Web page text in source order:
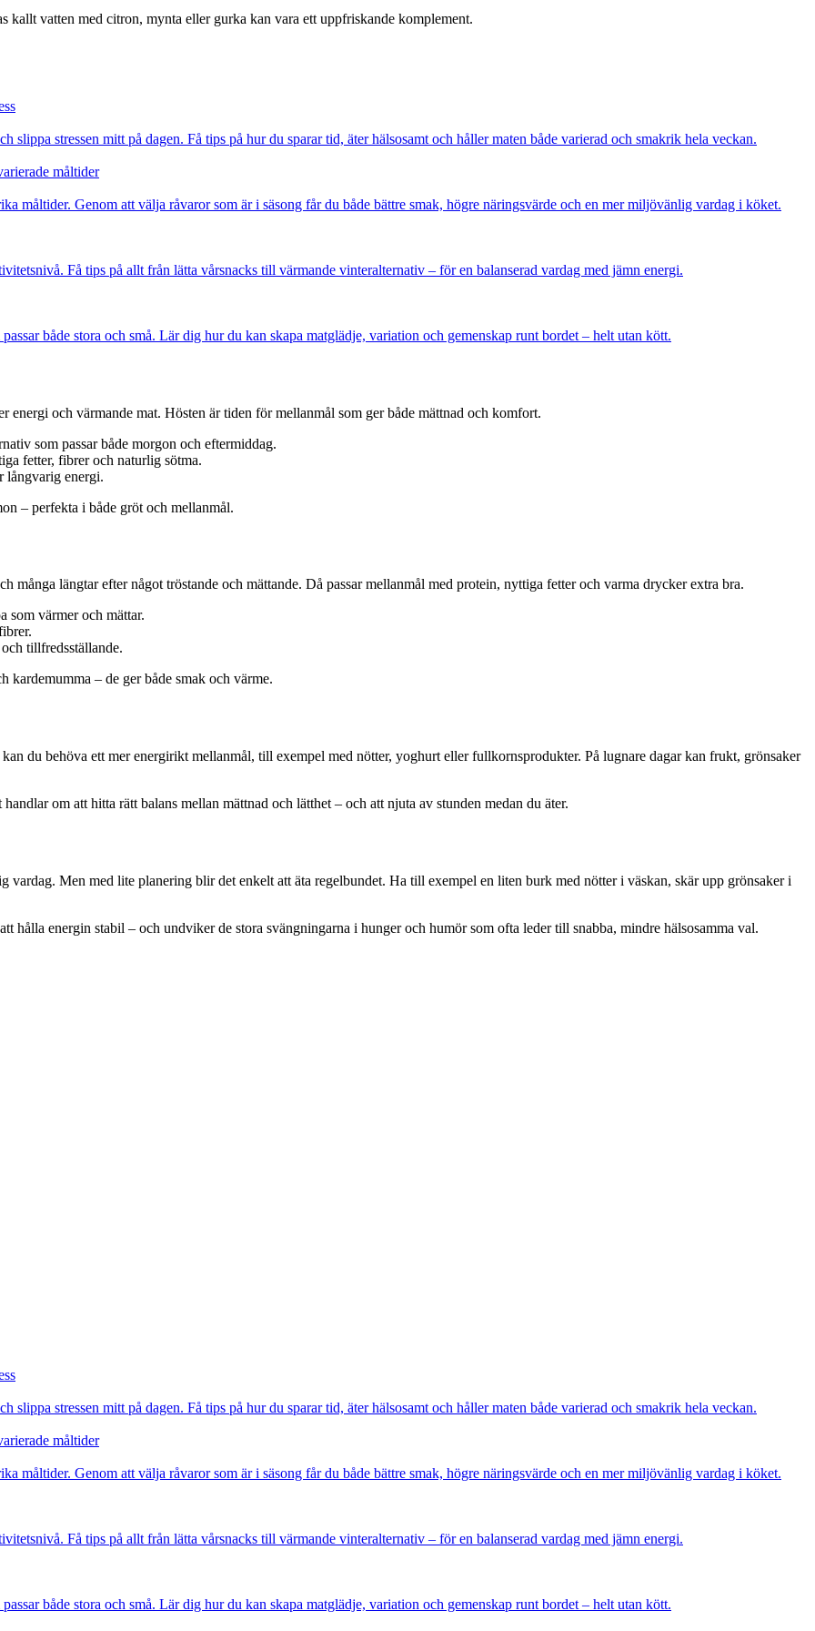
vatten med citron, mynta eller gurka kan vara ett uppfriskande komplement.
stressen mitt på dagen. Få tips på hur du sparar tid, äter hälsosamt och håller maten både varierad och smakrik hela veckan.
måltider
måltider. Genom att välja råvaror som är i säsong får du både bättre smak, högre näringsvärde och en mer miljövänlig vardag i köket.
Få tips på allt från lätta vårsnacks till värmande vinteralternativ – för en balanserad vardag med jämn energi.
både stora och små. Lär dig hur du kan skapa matglädje, variation och gemenskap runt bordet – helt utan kött.
och värmande mat. Hösten är tiden för mellanmål som ger både mättnad och komfort.
som passar både morgon och eftermiddag.
fetter, fibrer och naturlig sötma.
långvarig energi.
– perfekta i både gröt och mellanmål.
längtar efter något tröstande och mättande. Då passar mellanmål med protein, nyttiga fetter och varma drycker extra bra.
som värmer och mättar.
tillfredsställande.
kardemumma – de ger både smak och värme.
du behöva ett mer energirikt mellanmål, till exempel med nötter, yoghurt eller fullkornsprodukter. På lugnare dagar kan frukt, grönsaker
om att hitta rätt balans mellan mättnad och lätthet – och att njuta av stunden medan du äter.
vardag. Men med lite planering blir det enkelt att äta regelbundet. Ha till exempel en liten burk med nötter i väskan, skär upp grönsaker i
hålla energin stabil – och undviker de stora svängningarna i hunger och humör som ofta leder till snabba, mindre hälsosamma val.
stressen mitt på dagen. Få tips på hur du sparar tid, äter hälsosamt och håller maten både varierad och smakrik hela veckan.
måltider
måltider. Genom att välja råvaror som är i säsong får du både bättre smak, högre näringsvärde och en mer miljövänlig vardag i köket.
Få tips på allt från lätta vårsnacks till värmande vinteralternativ – för en balanserad vardag med jämn energi.
både stora och små. Lär dig hur du kan skapa matglädje, variation och gemenskap runt bordet – helt utan kött.